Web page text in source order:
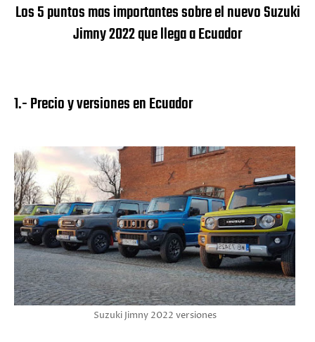
Los 5 puntos mas importantes sobre el nuevo Suzuki
Jimny 2022 que llega a Ecuador
1.- Precio y versiones en Ecuador
Suzuki Jimny 2022 versiones